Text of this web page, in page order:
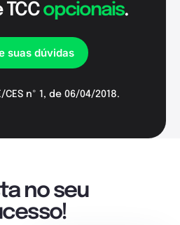
TCCopcionais.
suas dúvidas
nº 1, de 06/04/2018.
no seu